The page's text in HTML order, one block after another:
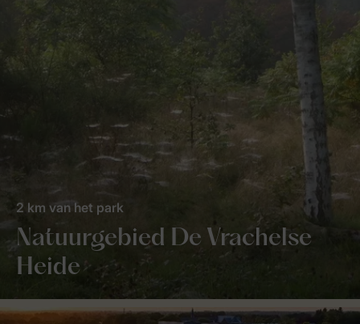
Natuurgebied De Vrachelse
Heide
2 km van het park